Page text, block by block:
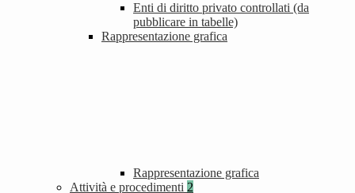
Enti di diritto privato controllati (da
pubblicare in tabelle)
Rappresentazione grafica
Rappresentazione grafica
Attività e procedimenti 2